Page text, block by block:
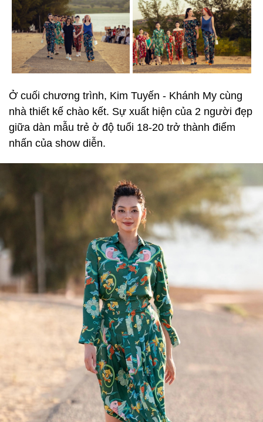
Ở cuối chương trình, Kim Tuyến - Khánh My cùng
nhà thiết kế chào kết. Sự xuất hiện của 2 người đẹp
giữa dàn mẫu trẻ ở độ tuổi 18-20 trở thành điểm
nhấn của show diễn.